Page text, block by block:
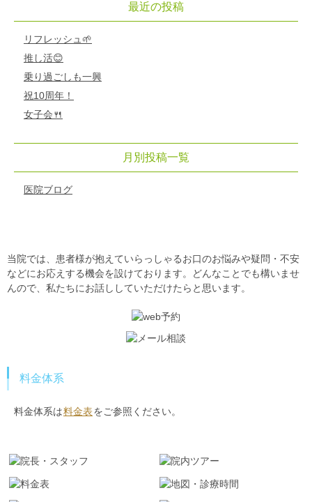
最近の投稿
リフレッシュ🌱
推し活😊
乗り過ごしも一興
祝10周年！
女子会🍴
月別投稿一覧
医院ブログ
当院では、患者様が抱えていらっしゃるお口のお悩みや疑問・不安
などにお応えする機会を設けております。どんなことでも構いませ
んので、私たちにお話ししていただけたらと思います。
料金体系
料金体系は料金表をご参照ください。